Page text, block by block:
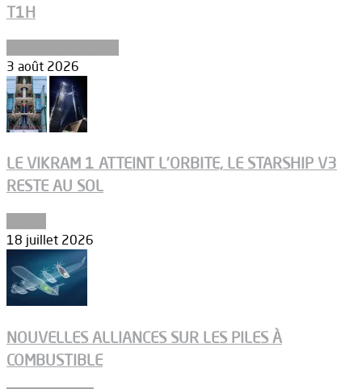
T1H
3 août 2026
LE VIKRAM 1 ATTEINT L’ORBITE, LE STARSHIP V3
RESTE AU SOL
18 juillet 2026
NOUVELLES ALLIANCES SUR LES PILES À
COMBUSTIBLE